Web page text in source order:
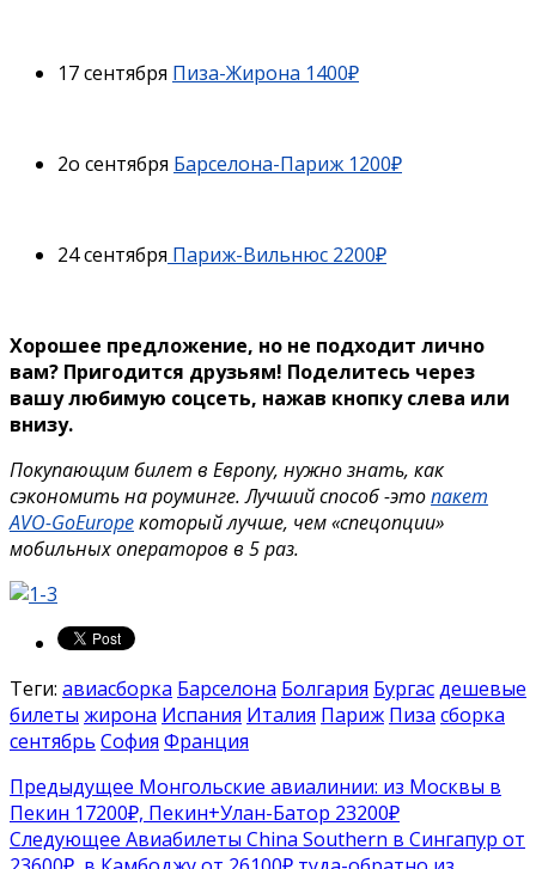
17 сентября Пиза-Жирона 1400₽
2о сентября Барселона-Париж 1200₽
24 сентября Париж-Вильнюс 2200₽
Хорошее предложение, но не подходит лично
вам? Пригодится друзьям! Поделитесь через
вашу любимую соцсеть, нажав кнопку слева или
внизу.
Покупающим билет в Европу, нужно знать, как
сэкономить на роуминге. Лучший способ -этопакет
AVO-GoEuropeкоторый лучше, чем «спецопции»
мобильных операторов в 5 раз.
Теги: авиасборка Барселона Болгария Бургасдешевые
билеты жирона Испания Италия Париж Пиза сборка
сентябрь София Франция
Предыдущее Монгольские авиалинии: из Москвы в
Пекин 17200₽, Пекин+Улан-Батор 23200₽
Следующее Авиабилеты China Southern в Сингапур от